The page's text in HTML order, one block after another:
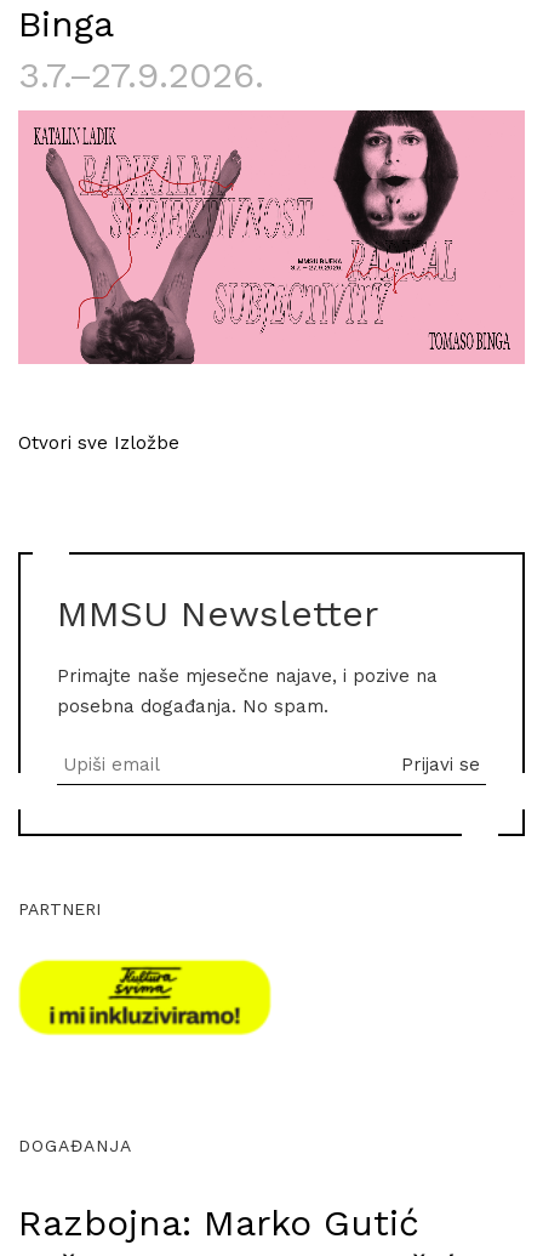
Binga
3.7.–27.9.2026.
Otvori sve Izložbe
MMSU Newsletter
Primajte naše mjesečne najave, i pozive na
posebna događanja. No spam.
PARTNERI
DOGAĐANJA
Razbojna: Marko Gutić